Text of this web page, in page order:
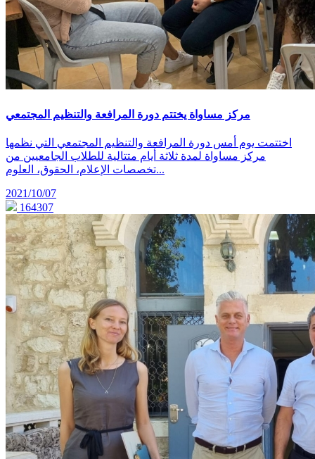
مركز مساواة يختتم دورة المرافعة والتنظيم المجتمعي
اختتمت يوم أمس دورة المرافعة والتنظيم المجتمعي التي نظمها
مركز مساواة لمدة ثلاثة أيام متتالية للطلاب الجامعيين من
تخصصات الإعلام، الحقوق، العلوم...
2021/10/07
164307